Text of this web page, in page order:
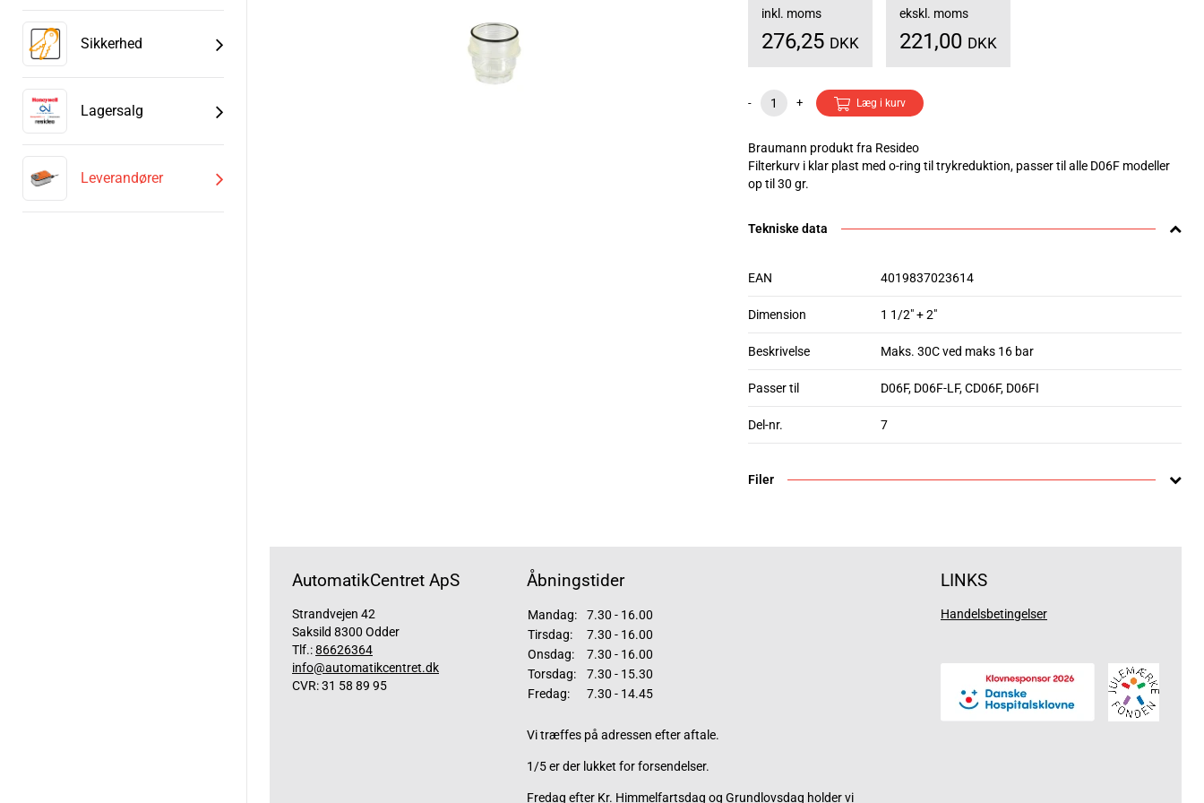
Sikkerhed
Lagersalg
Leverandører
inkl. moms
276,25 DKK
ekskl. moms
221,00 DKK
- + Læg i kurv
Braumann produkt fra Resideo
Filterkurv i klar plast med o-ring til trykreduktion, passer til alle D06F modeller
op til 30 gr.
Tekniske data
EAN 4019837023614
Dimension 1 1/2" + 2"
Beskrivelse Maks. 30C ved maks 16 bar
Passer til D06F, D06F-LF, CD06F, D06FI
Del-nr. 7
Filer
AutomatikCentret ApS
Strandvejen 42
Saksild 8300 Odder
Tlf.:86626364
info@automatikcentret.dk
CVR: 31 58 89 95
Åbningstider
Mandag:
7.30 - 16.00
Tirsdag:
7.30 - 16.00
Onsdag:
7.30 - 16.00
Torsdag:
7.30 - 15.30
Fredag:
7.30 - 14.45
Vi træffes på adressen efter aftale.
1/5 er der lukket for forsendelser.
Fredag efter Kr. Himmelfartsdag og Grundlovsdag holder vi
LINKS
Handelsbetingelser